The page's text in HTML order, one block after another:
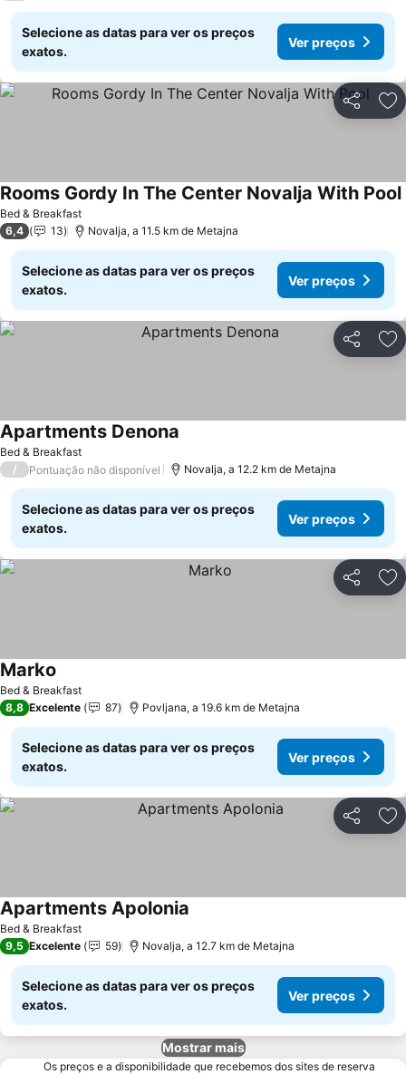
Selecione as datas para ver os preços
exatos.
Ver preços
Partilhar
Bed & Breakfast
Rooms Gordy In The Center Novalja With Pool
6,4 13 Novalja, a 11.5 km de Metajna
Selecione as datas para ver os preços
exatos.
Ver preços
Partilhar
Bed & Breakfast
Apartments Denona
/ Pontuação não disponível Novalja, a 12.2 km de Metajna
Selecione as datas para ver os preços
exatos.
Ver preços
Partilhar
Bed & Breakfast
Marko
8,8 Excelente 87 Povljana, a 19.6 km de Metajna
Selecione as datas para ver os preços
exatos.
Ver preços
Partilhar
Bed & Breakfast
Apartments Apolonia
9,5 Excelente 59 Novalja, a 12.7 km de Metajna
Selecione as datas para ver os preços
exatos.
Ver preços
Mostrar mais
Os preços e a disponibilidade que recebemos dos sites de reserva